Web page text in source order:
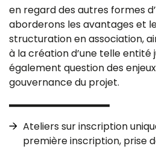
en regard des autres formes
aborderons les avantages et
structuration en association,
à la création d’une telle entité
également question des
gouvernance du projet.
Ateliers sur inscription
première inscription, prise